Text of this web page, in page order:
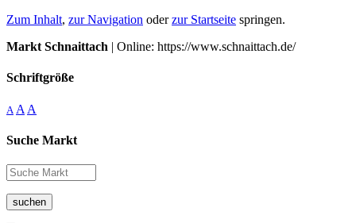
Zum Inhalt, zur Navigation oderzur Startseite springen.
Markt Schnaittach | Online: https://www.schnaittach.de/
Schriftgröße
A A A
Suche Markt
suchen